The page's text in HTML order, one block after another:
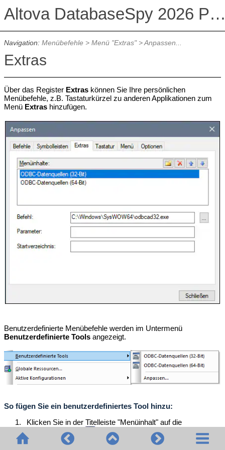
Altova DatabaseSpy 2026
Navigation: Menübefehle> Menü "Extras">Anpassen...
Extras
Über das Register Extraskönnen Sie Ihre persönlichen
Menübefehle, z.B. Tastaturkürzel zu anderen Applikationen zum
Menü Extrashinzufügen.
Benutzerdefinierte Menübefehle werden im Untermenü
Benutzerdefinierte Toolsangezeigt.
So fügen Sie ein benutzerdefiniertes Tool hinzu:
1.
Klicken Sie in der Titelleiste "Menüinhalt" auf die
SchaltflächeNeu oder drücken Sie die Taste Einfügen
2.
Geben Sie im Textfeld, das daraufhin angezeigt wird, den